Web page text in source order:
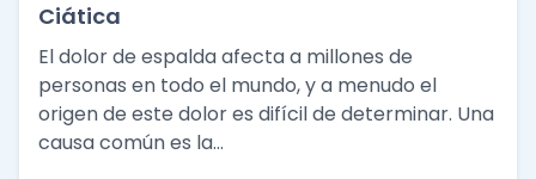
Ciática
El dolor de espalda afecta a millones de
personas en todo el mundo, y a menudo el
origen de este dolor es difícil de determinar. Una
causa común es la…